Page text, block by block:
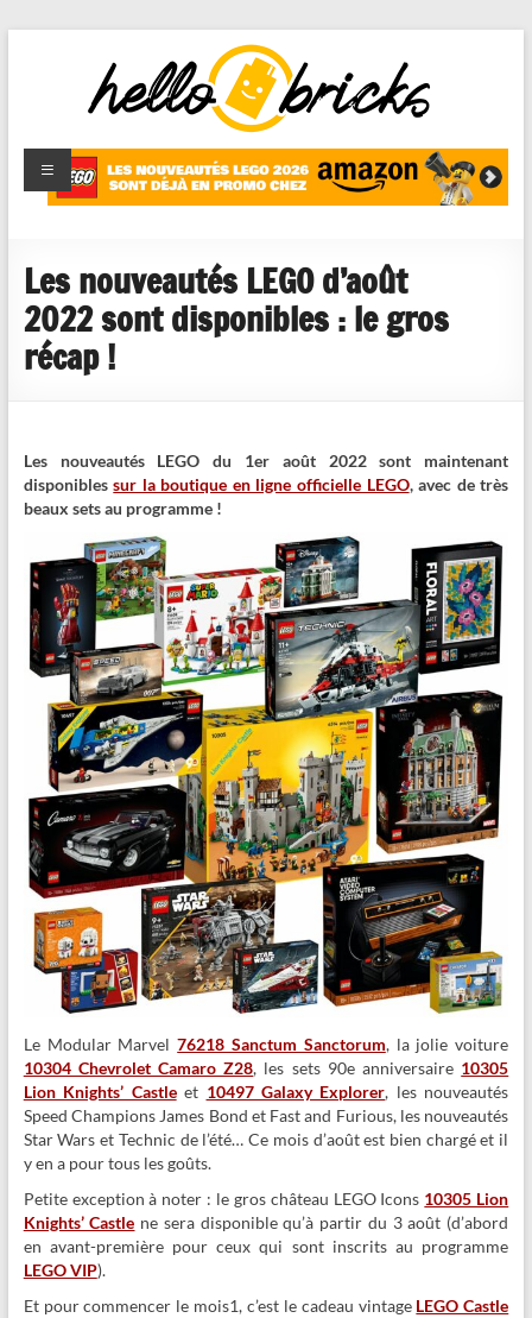
HelloBricks
Blog LEGO,
nouveaut�s
reviews
Les nouveautés LEGO d’août
2022 sont disponibles : le gros
récap !
Les nouveautés LEGO du 1er août 2022 sont maintenant
disponiblessur la boutique en ligne officielle LEGO, avec de très
beaux sets au programme !
Le Modular Marvel76218 Sanctum Sanctorum, la jolie voiture
10304 Chevrolet Camaro Z28, les sets 90e anniversaire 10305
Lion Knights’ Castleet 10497 Galaxy Explorer, les nouveautés
Speed Champions James Bond et Fast and Furious, les nouveautés
Star Wars et Technic de l’été… Ce mois d’août est bien chargé et il
y en a pour tous les goûts.
Petite exception à noter : le gros château LEGO Icons 10305 Lion
Knights’ Castle ne sera disponible qu’à partir du 3 août (d’abord
en avant-première pour ceux qui sont inscrits au programme
LEGO VIP).
Et pour commencer le mois1, c’est le cadeau vintage LEGO Castle